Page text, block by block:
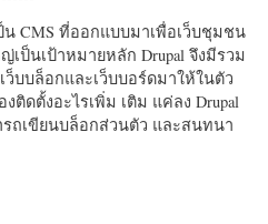
น CMS ที่ออกแบบมาเพื่อเว็บชุมชน
เป็นเป้าหมายหลัก Drupal จึงมีรวม
ว็บบล็อกและเว็บบอร์ดมาให้ในตัว
งติดตั้งอะไรเพิ่ม เติม แค่ลง Drupal
ถเขียนบล็อกส่วนตัว และสนทนา